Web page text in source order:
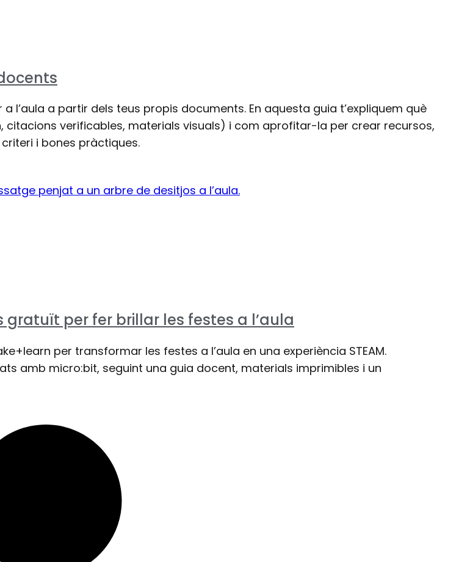
l’aula a partir dels teus propis documents. En aquesta guia t’expliquem què
verificables, materials visuals) i com aprofitar-la per crear recursos,
i bones pràctiques.
per fer brillar les festes a l’aula
per transformar les festes a l’aula en una experiència STEAM.
amb micro:bit, seguint una guia docent, materials imprimibles i un